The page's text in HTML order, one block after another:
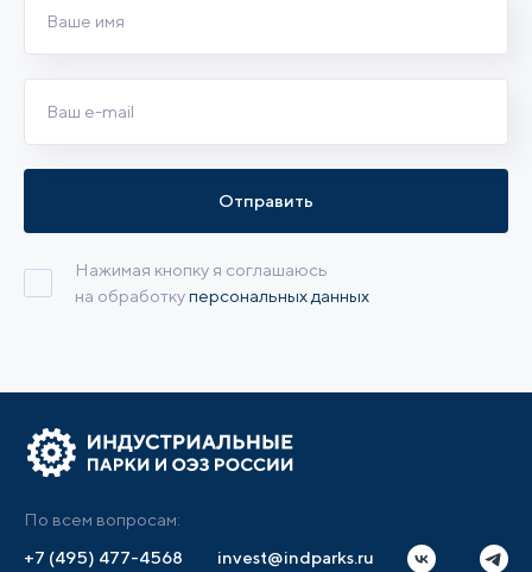
Нажимая кнопку я соглашаюсь
на обработкуперсональных данных
Отправить
По всем вопросам:
+7 (495) 477-4568
invest@indparks.ru